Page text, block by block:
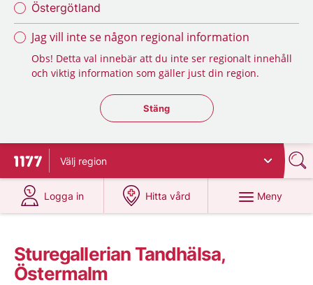
Östergötland
Jag vill inte se någon regional information
Obs! Detta val innebär att du inte ser regionalt innehåll
och viktig information som gäller just din region.
Stäng regionsväljaren
Stäng
Till startsidan för 1177
Välj region
Logga in
på 1177.se
Hitta vård
på 1177.se
Meny
Sturegallerian Tandhälsa,
Östermalm